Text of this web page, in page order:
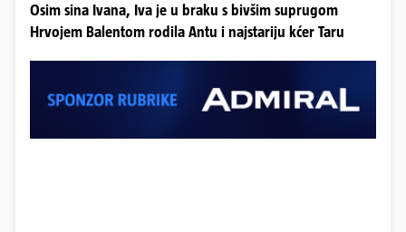
Osim sina Ivana, Iva je u braku s bivšim suprugom
Hrvojem Balentom rodila Antu i najstariju kćer Taru